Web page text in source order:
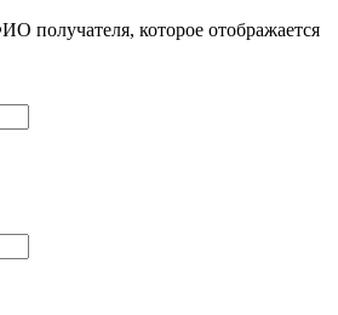
получателя, которое отображается